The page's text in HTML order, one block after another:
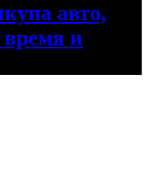
авто,
и